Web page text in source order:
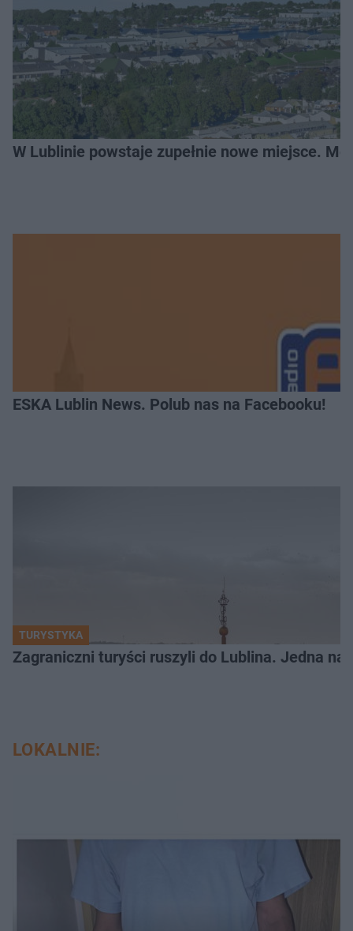
W Lublinie powstaje zupełnie nowe miejsce.
ESKA Lublin News. Polub nas na Facebooku!
TURYSTYKA
Zagraniczni turyści ruszyli do Lublina. Jedna
LOKALNIE: